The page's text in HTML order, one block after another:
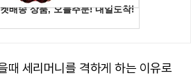
때 세리머니를 격하게 하는 이유로